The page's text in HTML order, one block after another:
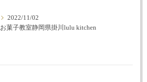
2022/11/02
お菓子教室静岡県掛川lulu kitchen